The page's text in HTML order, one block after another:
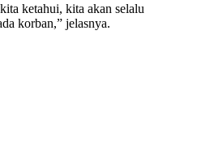
ketahui, kita akan selalu
korban,” jelasnya.